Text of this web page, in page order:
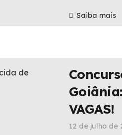
Saiba mais
VAGAS!
12 de julho de